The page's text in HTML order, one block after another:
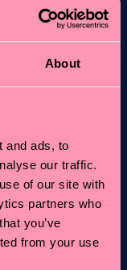
About
and ads, to
our traffic.
of our site with
partners who
you’ve
from your use
10 %
tu
y obtén un
Regístrate
para Special
.